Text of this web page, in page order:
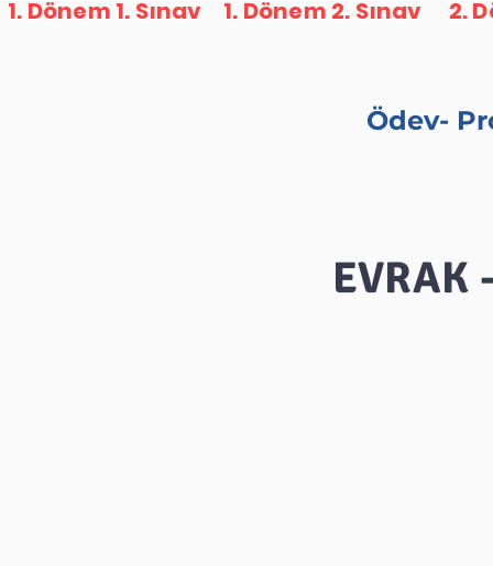
1. Dönem 1. Sınav 1. Dönem 2. Sınav 2.
Ödev-
EVRAK